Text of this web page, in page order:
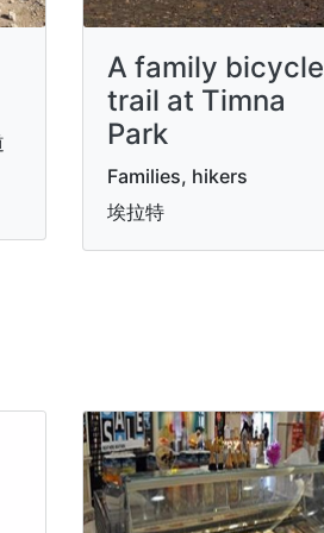
A family bicycle
trail at Timna
Park
Families, hikers
埃拉特